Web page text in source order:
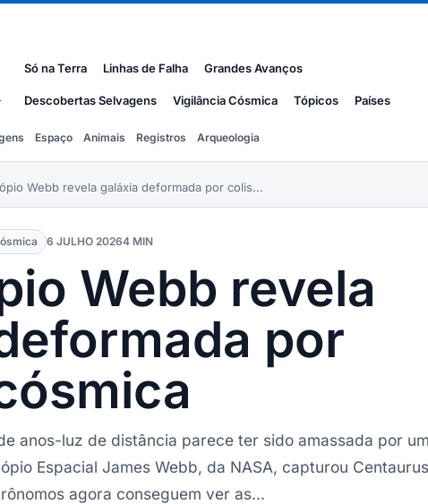
Só na Terra Linhas de Falha Grandes Avanços
Descobertas Selvagens Vigilância Cósmica Tópicos Países
Espaço Animais Registros Arqueologia
Webb revela galáxia deformada por colis...
6 JULHO 20264 MIN
Webb revela
por
anos-luz de distância parece ter sido amassada por
Espacial James Webb, da NASA, capturou
agora conseguem ver as...